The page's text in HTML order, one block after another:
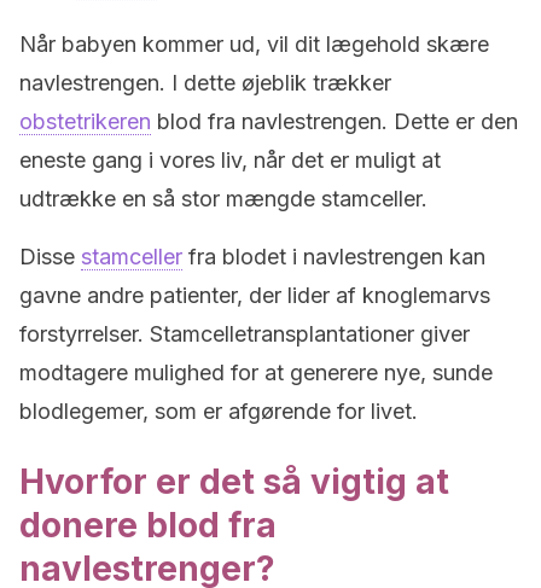
Når babyen kommer ud, vil dit lægehold skære
navlestrengen. I dette øjeblik trækker
obstetrikeren blod fra navlestrengen. Dette er den
eneste gang i vores liv, når det er muligt at
udtrække en så stor mængde stamceller.
Disse stamceller fra blodet i navlestrengen kan
gavne andre patienter, der lider af knoglemarvs
forstyrrelser. Stamcelletransplantationer giver
modtagere mulighed for at generere nye, sunde
blodlegemer, som er afgørende for livet.
Hvorfor er det så vigtig at
donere blod fra
navlestrenger?